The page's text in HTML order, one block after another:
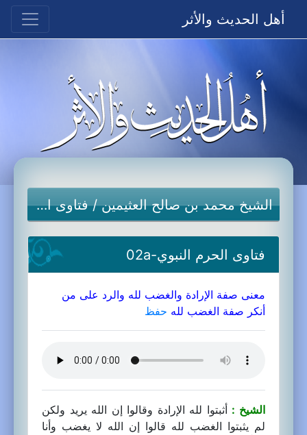
أهل الحديث والأثر
الشيخ محمد بن صالح العثيمين/فتاوى الحرم النبوي
فتاوى الحرم النبوي-02a
معنى صفة الإرادة والغضب لله والرد على من
أنكر صفة الغضب لله حفظ
الشيخ : أثبتوا لله الإرادة وقالوا إن الله يريد ولكن
لم يثبتوا الغضب لله قالوا إن الله لا يغضب وأنا